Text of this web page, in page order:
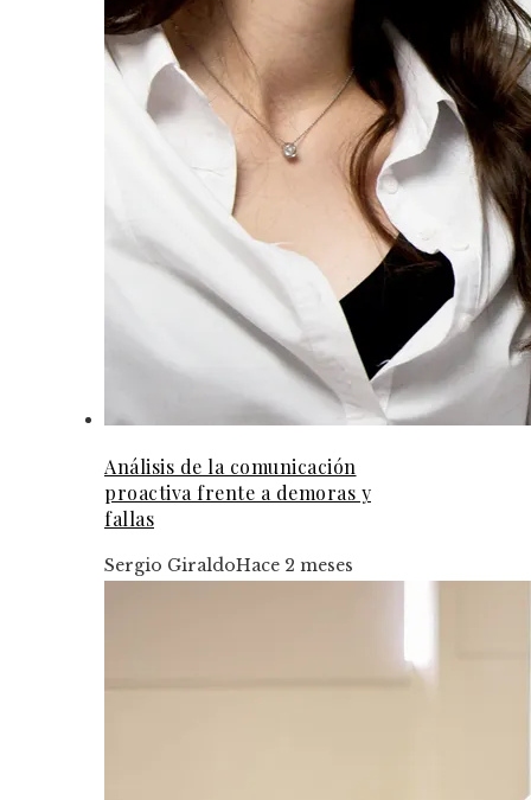
Análisis de la comunicación
proactiva frente a demoras y
fallas
Sergio GiraldoHace 2 meses